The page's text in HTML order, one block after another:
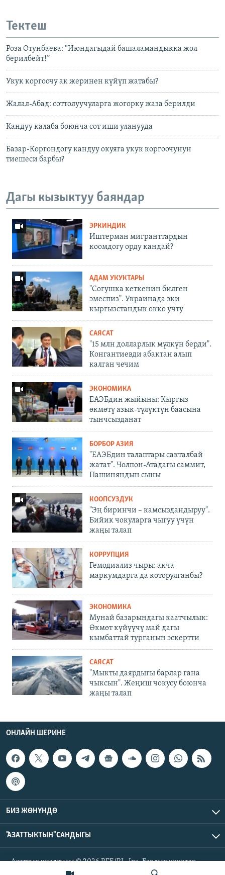
Тектеш
Роза Отунбаева: “Июндагыдай башаламандыкка жол
берилбейт!”
Укук коргоочу ак жеринен күйүп жатабы?
Жалал-Абад: соттолуучуларга жогорку жаза берилди
Кандуу калаба боюнча сот иши уланууда
Базар-Коргондогу кандуу окуяга укук коргоочунун
тиешеси барбы?
Дагы кызыктуу баяндар
ЭРКИНДИК
Иштерман мигранттардын
коомдогу орду кандай?
АДАМ УКУКТАРЫ
"Согушка кеткенин билген
эмеспиз". Украинада эки
кыргызстандык окко учту
САЯСАТ
"15 млн долларлык мүлкүн берди".
Конгантиевди абактан алып
калган чечим
ЭКОНОМИКА
ЕАЭБдин жыйыны: Кыргыз
өкмөтү азык-түлүктүн баасына
тынчсызданат
БОРБОР АЗИЯ
"ЕАЭБдин талаптары сакталбай
жатат". Чолпон-Атадагы саммит,
Пашиняндын сыны
КООПСУЗДУК
"Эң биринчи – камсыздандыруу".
Бийик чокуларга чыгуу үчүн
жаңы талап
КОРРУПЦИЯ
Гемодиализ чыры: акча
маркумдарга да которулганбы?
ЭКОНОМИКА
Мунай базарындагы каатчылык:
Өкмөт күйүүчү май дагы
кымбаттай турганын эскертти
САЯСАТ
"Мыкты даярдыгы барлар гана
чыксын". Жеңиш чокусу боюнча
жаңы талап
ОНЛАЙН ШЕРИНЕ
БИЗ ЖӨНҮНДӨ
"АЗАТТЫКТЫН" САНДЫГЫ
Азаттык үналгысы © 2026 RFE/RL, Inc. Бардык укуктар